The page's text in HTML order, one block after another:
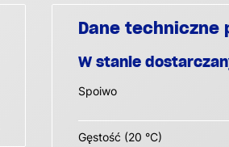
Dane techniczne
W stanie
Spoiwo
Gęstość (20 °C)